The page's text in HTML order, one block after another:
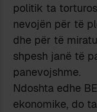
politik ta
nevojën për të
dhe për të
shpesh janë të
panevojshme.
Ndoshta edhe
ekonomike, do